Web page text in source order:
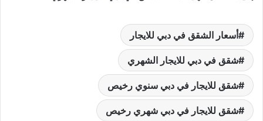
أسعار الشقق في دبي للايجار
شقق في دبي للايجار الشهري
شقق للايجار في دبي سنوي رخيص
شقق للايجار في دبي شهري رخيص